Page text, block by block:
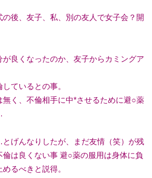
の後、友子、私、別の友人で女子会？開
が良くなったのか、友子からカミングア
ているとの事。
無く、不倫相手に中*させるために避○薬
げんなりしたが、まだ友情（笑）が残
倫は良くない事 避○薬の服用は身体に負
るべきと説得。